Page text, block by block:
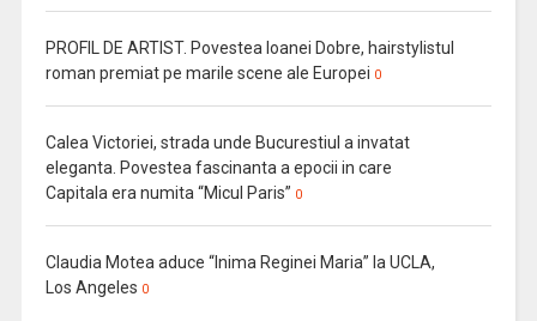
PROFIL DE ARTIST. Povestea Ioanei Dobre, hairstylistul
roman premiat pe marile scene ale Europei 0
Calea Victoriei, strada unde Bucurestiul a invatat
eleganta. Povestea fascinanta a epocii in care
Capitala era numita “Micul Paris” 0
Claudia Motea aduce “Inima Reginei Maria” la UCLA,
Los Angeles 0